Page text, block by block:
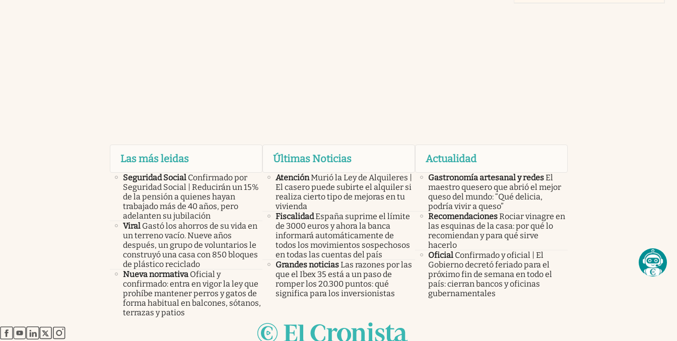
Las más leidas
Seguridad Social Confirmado por
Seguridad Social | Reducirán un 15%
de la pensión a quienes hayan
trabajado más de 40 años, pero
adelanten su jubilación
Viral Gastó los ahorros de su vida en
un terreno vacío. Nueve años
después, un grupo de voluntarios le
construyó una casa con 850 bloques
de plástico reciclado
Nueva normativa Oficial y
confirmado: entra en vigor la ley que
prohíbe mantener perros y gatos de
forma habitual en balcones, sótanos,
terrazas y patios
Últimas Noticias
AtenciónMurió la Ley de Alquileres |
El casero puede subirte el alquiler si
realiza cierto tipo de mejoras en tu
vivienda
FiscalidadEspaña suprime el límite
de 3000 euros y ahora la banca
informará automáticamente de
todos los movimientos sospechosos
en todas las cuentas del país
Grandes noticiasLas razones por las
que el Ibex 35 está a un paso de
romper los 20.300 puntos: qué
significa para los inversionistas
Actualidad
Gastronomía artesanal y redesEl
maestro quesero que abrió el mejor
queso del mundo: “Qué delicia,
podría vivir a queso”
RecomendacionesRociar vinagre en
las esquinas de la casa: por qué lo
recomiendan y para qué sirve
hacerlo
Oficial Confirmado y oficial | El
Gobierno decretó feriado para el
próximo fin de semana en todo el
país: cierran bancos y oficinas
gubernamentales
abre en nueva pestaña
abre en nueva pestaña
abre en nueva pestaña
abre en nueva pestaña
abre en nueva pestaña